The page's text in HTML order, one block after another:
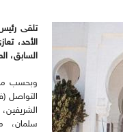
تلقى
الأحد،
السابق،
وبحسب ما
التواصل
سلمان،